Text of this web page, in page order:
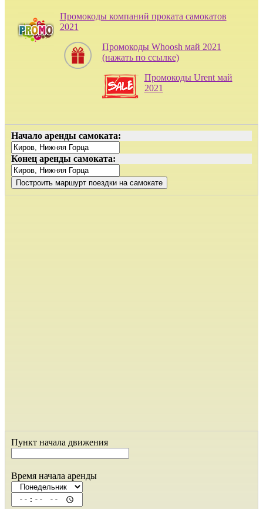
Промокоды компаний проката самокатов
2021
Промокоды Whoosh май 2021
(нажать по ссылке)
Промокоды Urent май
2021
Начало аренды самоката:
Конец аренды самоката:
Пункт начала движения
Время начала аренды